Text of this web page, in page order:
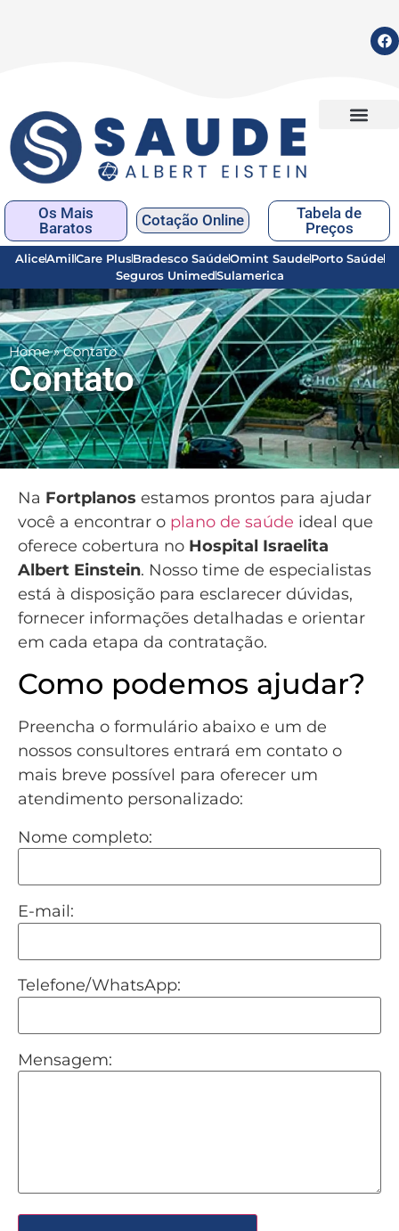
Os Mais
Baratos
Cotação Online
Tabela de
Preços
AliceAmilCare PlusBradesco SaúdeOmint SaudePorto Saúde
Seguros UnimedSulamerica
Home»Contato
Contato
Na Fortplanos estamos prontos para ajudar
você a encontrar o plano de saúde ideal que
oferece cobertura no Hospital Israelita
Albert Einstein. Nosso time de especialistas
está à disposição para esclarecer dúvidas,
fornecer informações detalhadas e orientar
em cada etapa da contratação.
Como podemos ajudar?
Preencha o formulário abaixo e um de
nossos consultores entrará em contato o
mais breve possível para oferecer um
atendimento personalizado:
Nome completo:
E-mail:
Telefone/WhatsApp:
Mensagem: